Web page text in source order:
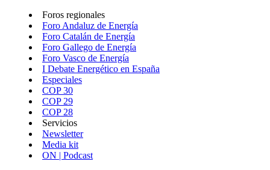
Foros regionales
Foro Andaluz de Energía
Foro Catalán de Energía
Foro Gallego de Energía
Foro Vasco de Energía
I Debate Energético en España
Especiales
COP 30
COP 29
COP 28
Servicios
Newsletter
Media kit
ON | Podcast